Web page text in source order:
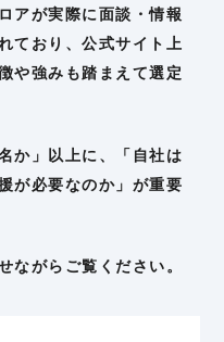
アが実際に面談・情報
ており、公式サイト上
や強みも踏まえて選定
か」以上に、「自社は
が必要なのか」が重要
ながらご覧ください。